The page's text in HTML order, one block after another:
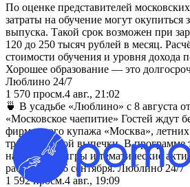
По оценке представителей
затраты на обучение могут окупиться
выпуска. Такой срок возможен при
120 до 250 тысяч рублей в месяц.
стоимости обучения и уровня дохода
Хорошее образование — это
Люблино 24/7
1 570 просм.4 авг., 21:02
🍵 В усадьбе «Люблино» с 8 августа
«Московское чаепитие» Гостей ждут
фирменного купажа «Москва»,
традиционной выпечки. В программе
настольные игры и тематические
работать до 6 сентября. Люблино 24/7
1 592просм.4 авг., 19:09